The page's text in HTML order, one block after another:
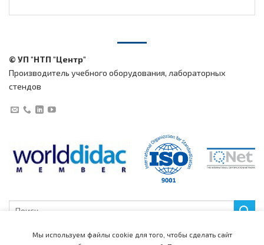
© УП "НТП "Центр"
Производитель учебного оборудования, лабораторных
стендов
Мы используем файлы cookie для того, чтобы сделать сайт